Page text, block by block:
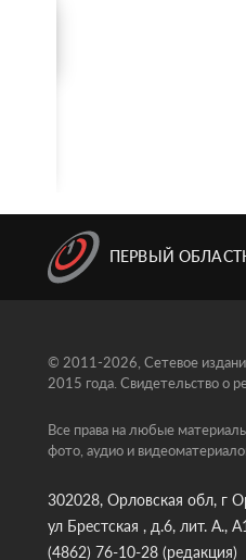
ПЕРВЫЙ
© 2011-2026, Сетевое
2015 года. Свидетельство о
Все права на любые
фото, аудио и
302028, Орловская обл, г
ул Брестская , д.6, лит. А.,
(4862) 76-10-28 (редакция)